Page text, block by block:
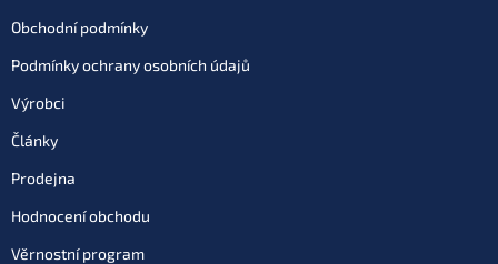
Obchodní podmínky
Podmínky ochrany osobních údajů
Výrobci
Články
Prodejna
Hodnocení obchodu
Věrnostní program